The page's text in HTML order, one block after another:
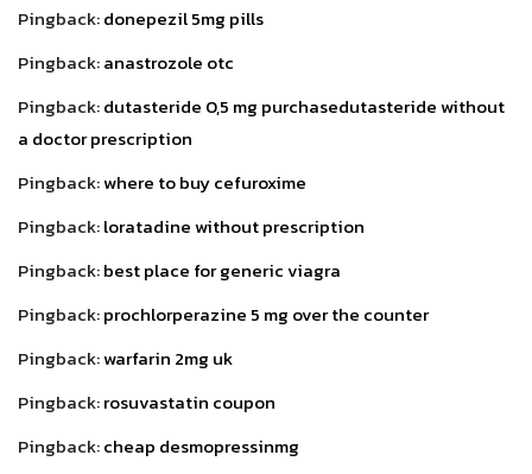
Pingback:donepezil 5mg pills
Pingback:anastrozole otc
Pingback:dutasteride 0,5 mg purchasedutasteride without
a doctor prescription
Pingback:where to buy cefuroxime
Pingback:loratadine without prescription
Pingback:best place for generic viagra
Pingback:prochlorperazine 5 mg over the counter
Pingback:warfarin 2mg uk
Pingback:rosuvastatin coupon
Pingback:cheap desmopressinmg